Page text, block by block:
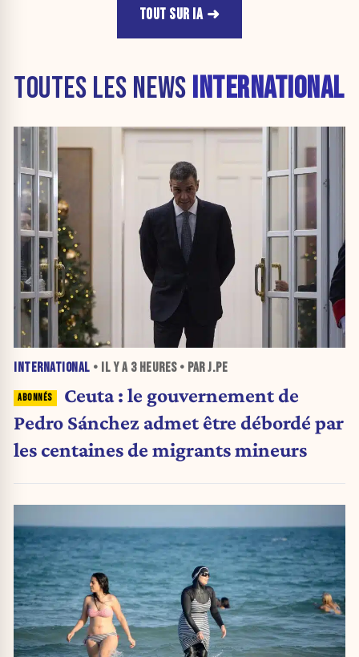
TOUT SUR IA
TOUTES LES NEWS INTERNATIONAL
INTERNATIONAL • IL Y A 3 HEURES• PAR J.PE
Ceuta : le gouvernement de
Pedro Sánchez admet être débordé par
les centaines de migrants mineurs